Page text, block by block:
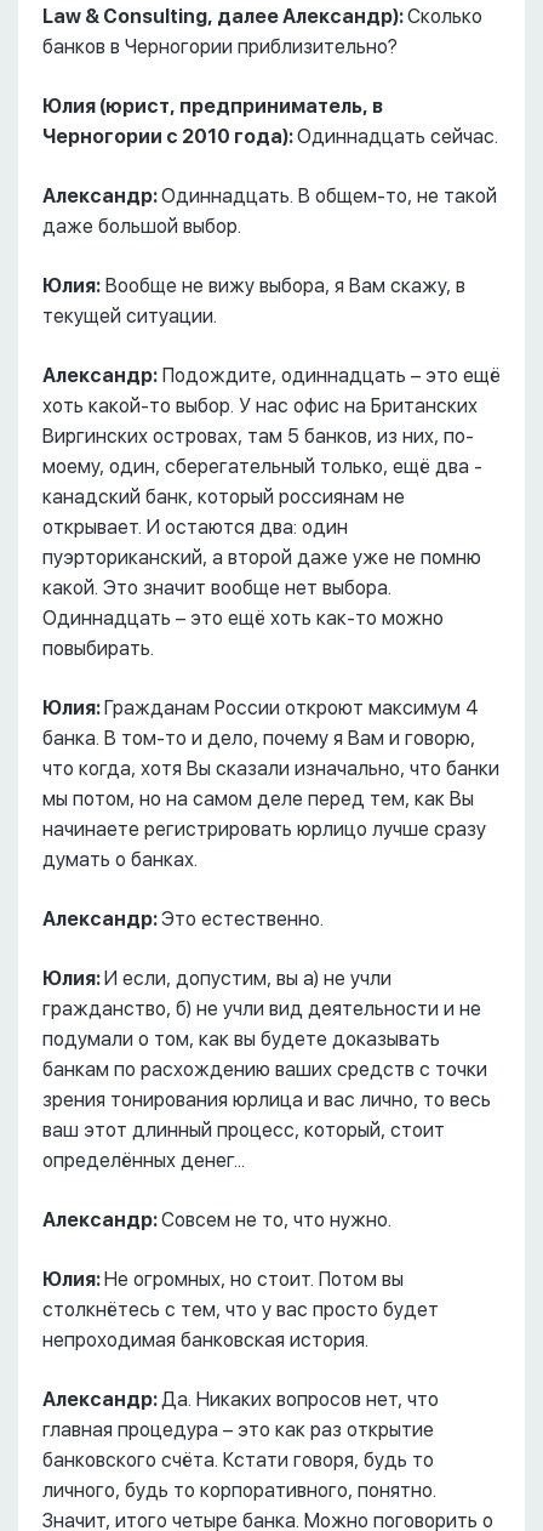
Law & Consulting, далее Александр):Сколько
банков в Черногории приблизительно?
Юлия (юрист, предприниматель, в
Черногории с 2010 года):Одиннадцать сейчас.
Александр:Одиннадцать. В общем-то, не такой
даже большой выбор.
Юлия: Вообще не вижу выбора, я Вам скажу, в
текущей ситуации.
Александр: Подождите, одиннадцать – это ещё
хоть какой-то выбор. У нас офис на Британских
Виргинских островах, там 5 банков, из них, по-
моему, один, сберегательный только, ещё два -
канадский банк, который россиянам не
открывает. И остаются два: один
пуэрториканский, а второй даже уже не помню
какой. Это значит вообще нет выбора.
Одиннадцать – это ещё хоть как-то можно
повыбирать.
Юлия: Гражданам России откроют максимум 4
банка. В том-то и дело, почему я Вам и говорю,
что когда, хотя Вы сказали изначально, что банки
мы потом, но на самом деле перед тем, как Вы
начинаете регистрировать юрлицо лучше сразу
думать о банках.
Александр:Это естественно.
Юлия: И если, допустим, вы а) не учли
гражданство, б) не учли вид деятельности и не
подумали о том, как вы будете доказывать
банкам по расхождению ваших средств с точки
зрения тонирования юрлица и вас лично, то весь
ваш этот длинный процесс, который, стоит
определённых денег...
Александр:Совсем не то, что нужно.
Юлия: Не огромных, но стоит. Потом вы
столкнётесь с тем, что у вас просто будет
непроходимая банковская история.
Александр:Да. Никаких вопросов нет, что
главная процедура – это как раз открытие
банковского счёта. Кстати говоря, будь то
личного, будь то корпоративного, понятно.
Значит, итого четыре банка. Можно поговорить о